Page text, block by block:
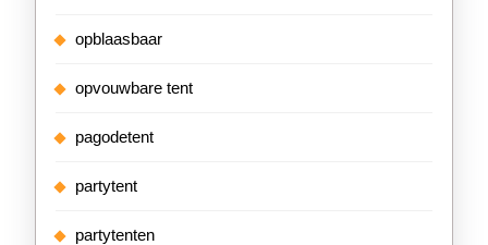
opblaasbaar
opvouwbare tent
pagodetent
partytent
partytenten